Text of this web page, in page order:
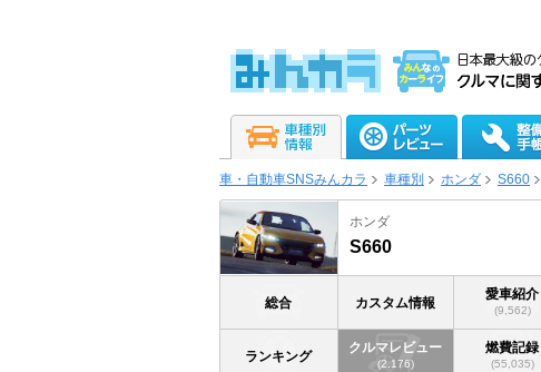
車・自動車SNSみんカラ 車種別 ホンダ S660
ホンダ
S660
総合 カスタム情報
愛車紹介
(9,562)
ランキング
クルマレビュー
(2,176)
燃費記録
(55,035)